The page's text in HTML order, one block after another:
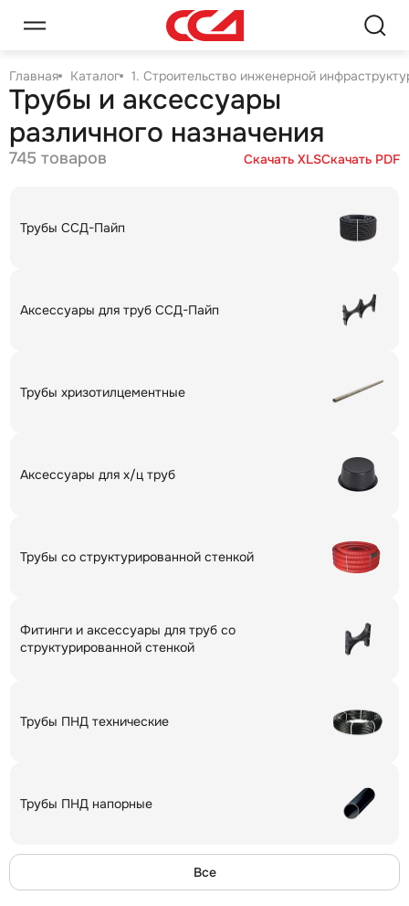
Главная Каталог 1. Строительство инженерной
Трубы и аксессуары
различного назначения
745 товаров Скачать XLSСкачать PDF
Трубы ССД-Пайп
Аксессуары для труб ССД-Пайп
Трубы хризотилцементные
Аксессуары для х/ц труб
Трубы со структурированной стенкой
Фитинги и аксессуары для труб со
структурированной стенкой
Трубы ПНД технические
Трубы ПНД напорные
Все